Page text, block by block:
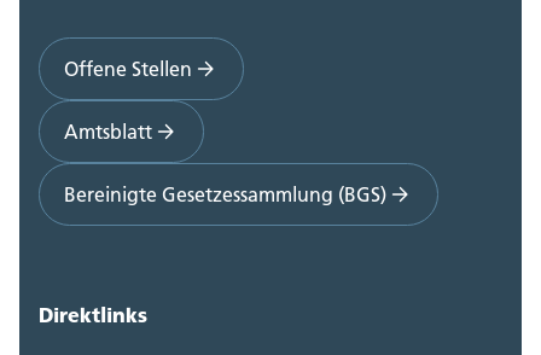
Offene Stellen
Amtsblatt
Bereinigte Gesetzessammlung (BGS)
Direktlinks